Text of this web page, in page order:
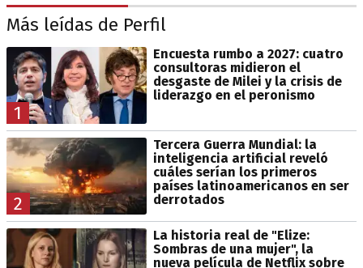
Más leídas de Perfil
1
Encuesta rumbo a 2027: cuatro
consultoras midieron el
desgaste de Milei y la crisis de
liderazgo en el peronismo
2
Tercera Guerra Mundial: la
inteligencia artificial reveló
cuáles serían los primeros
países latinoamericanos en ser
derrotados
La historia real de "Elize:
Sombras de una mujer", la
nueva película de Netflix sobre